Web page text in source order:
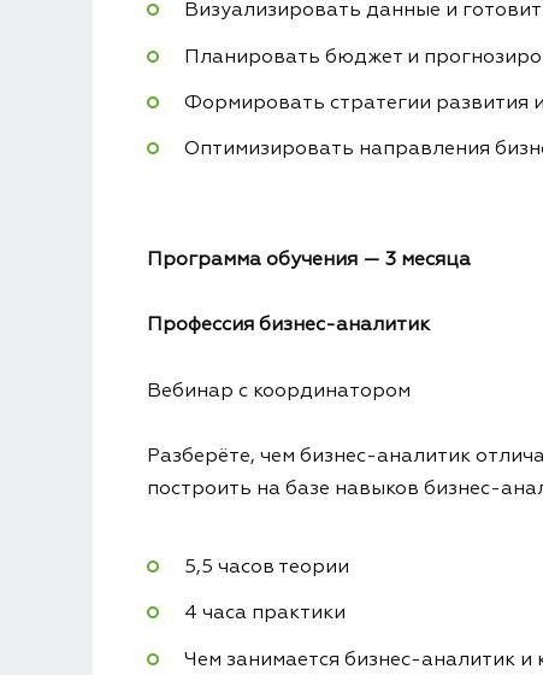
Визуализировать данные и
Планировать бюджет и
Формировать стратегии развития
Оптимизировать направления
Программа обучения — 3 месяца
Профессия бизнес-аналитик
Вебинар с координатором
Разберёте, чем бизнес-аналитик
построить на базе навыков бизнес-
5,5 часов теории
4 часа практики
Чем занимается бизнес-аналитик и